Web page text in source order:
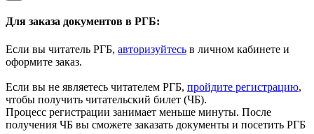
Для заказа документов в РГБ:
Если вы читатель РГБ, авторизуйтесь в личном кабинете и
оформите заказ.
Если вы не являетесь читателем РГБ, пройдите регистрацию,
чтобы получить читательский билет (ЧБ).
Процесс регистрации занимает меньше минуты. После
получения ЧБ вы сможете заказать документы и посетить РГБ